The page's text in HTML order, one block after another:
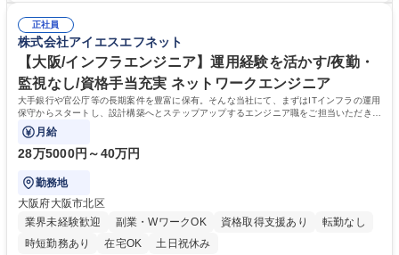
ュリティ導入(LinuxによるDNSサーバ統一、SGSによる統合型ゲートウェ
イセキュリティ実現等) ■経験や入社時期により配属先を決定 募集職種 ■福
岡/障がい者手帳をお持ちの方向け■◎インフラエンジニア/WEB面可/制度
充実
体制となっており、転勤についても本人の希望を優先。■大手企業の中で
もインフラに特化しており信頼を獲得いる点や本社や別拠点の連携により
案件が豊富■「1人ひとりを大切にする」文化のもと、責任者が定期的な面
談を実施しており、理想のキャリアや年収について本気で考えます。 学
歴・資格 学歴：大学院 大学 高専 短大 専修学校 高校 語学力： 資格：
正社員
株式会社アイエスエフネット
【大阪/インフラエンジニア】運用経験を活かす/夜勤・
監視なし/資格手当充実 ネットワークエンジニア
大手銀行や官公庁等の長期案件を豊富に保有。そんな当社にて、まずはITインフラの運用
保守からスタートし、設計構築へとステップアップするエンジニア職をご担当いただきま
す。
月給
28万5000円～40万円
勤務地
大阪府大阪市北区
業界未経験歓迎
副業・WワークOK 資格取得支援あり
転勤なし
時短勤務あり
在宅OK 土日祝休み